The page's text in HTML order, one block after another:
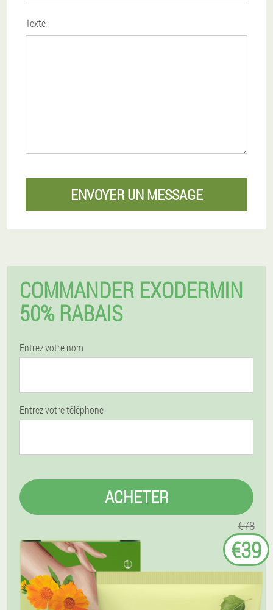
Texte
ENVOYER UN MESSAGE
COMMANDER EXODERMIN
50% RABAIS
Entrez votre nom
Entrez votre téléphone
ACHETER
€78
€39